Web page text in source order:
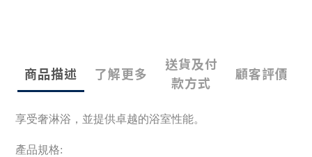
商品描述 了解更多
送貨及付
款方式
顧客評價
享受奢淋浴，並提供卓越的浴室性能。
產品規格: